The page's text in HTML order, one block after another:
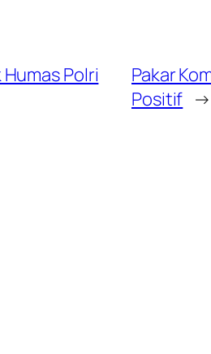
Polri
Pakar
Positif →